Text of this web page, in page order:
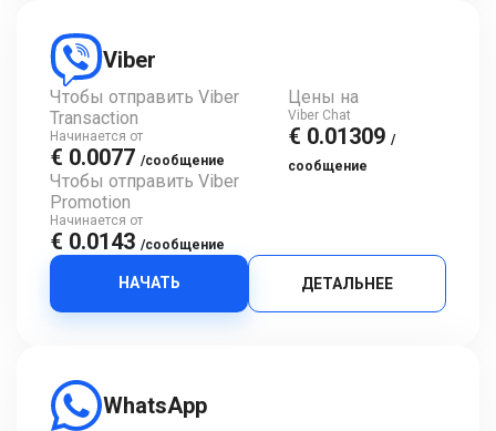
Viber
Чтобы отправить Viber
Transaction
Начинается от
€ 0.0077 /сообщение
Чтобы отправить Viber
Promotion
Начинается от
€ 0.0143 /сообщение
Цены на
Viber Chat
€ 0.01309/
сообщение
НАЧАТЬ ДЕТАЛЬНЕЕ
WhatsApp